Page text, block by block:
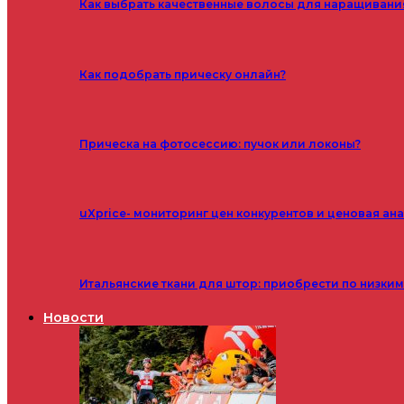
Как выбрать качественные волосы для
Как подобрать прическу онлайн?
Прическа на фотосессию: пучок или локоны?
uXprice- мониторинг цен конкурентов и ценовая
Итальянские ткани для штор: приобрести по
Новости